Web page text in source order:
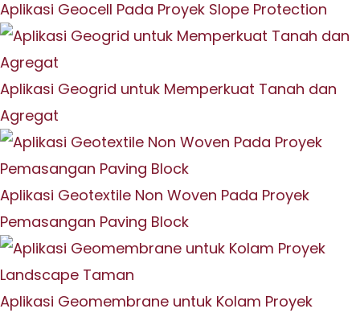
Aplikasi Geocell Pada Proyek Slope Protection
Aplikasi Geogrid untuk Memperkuat Tanah dan
Agregat
Aplikasi Geotextile Non Woven Pada Proyek
Pemasangan Paving Block
Aplikasi Geomembrane untuk Kolam Proyek